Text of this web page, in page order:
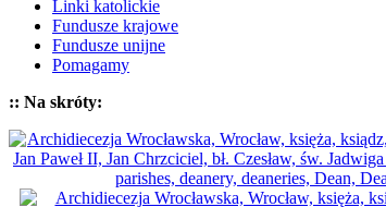
Linki katolickie
Fundusze krajowe
Fundusze unijne
Pomagamy
:: Na skróty: